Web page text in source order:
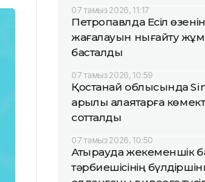
07 тамыз 2026, 11:17
Петропавлда Есіл
жағалауын нығайту
басталды
07 тамыз 2026, 10:59
Қостанай облысында
арқылы алаяқтарға
сотталды
07 тамыз 2026, 10:50
Атырауда жекеменшік
тәрбиешісінің